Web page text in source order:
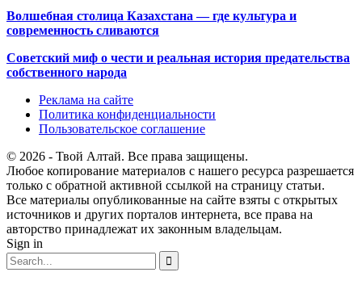
Волшебная столица Казахстана — где культура и
современность сливаются
Советский миф о чести и реальная история предательства
собственного народа
Реклама на сайте
Политика конфиденциальности
Пользовательское соглашение
© 2026 - Твой Алтай. Все права защищены.
Любое копирование материалов с нашего ресурса разрешается
только с обратной активной ссылкой на страницу статьи.
Все материалы опубликованные на сайте взяты с открытых
источников и других порталов интернета, все права на
авторство принадлежат их законным владельцам.
Sign in